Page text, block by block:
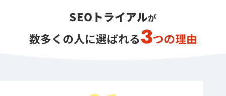
SEOトライアルが
数多くの人に選ばれる3つの理由